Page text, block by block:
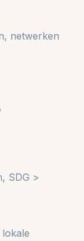
netwerken
SDG >